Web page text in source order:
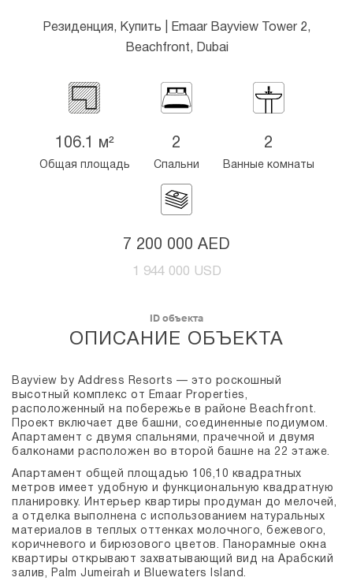
Резиденция, Купить | Emaar Bayview Tower 2,
Beachfront, Dubai
106.1 м²
Общая площадь
2
Спальни
2
Ванные комнаты
7 200 000 AED
1 944 000 USD
ID объекта
ОПИСАНИЕ ОБЪЕКТА
Bayview by Address Resorts — это роскошный
высотный комплекс от Emaar Properties,
расположенный на побережье в районе Beachfront.
Проект включает две башни, соединенные подиумом.
Апартамент с двумя спальнями, прачечной и двумя
балконами расположен во второй башне на 22 этаже.
Апартамент общей площадью 106,10 квадратных
метров имеет удобную и функциональную квадратную
планировку. Интерьер квартиры продуман до мелочей,
а отделка выполнена с использованием натуральных
материалов в теплых оттенках молочного, бежевого,
коричневого и бирюзового цветов. Панорамные окна
квартиры открывают захватывающий вид на Арабский
залив, Palm Jumeirah и Bluewaters Island.